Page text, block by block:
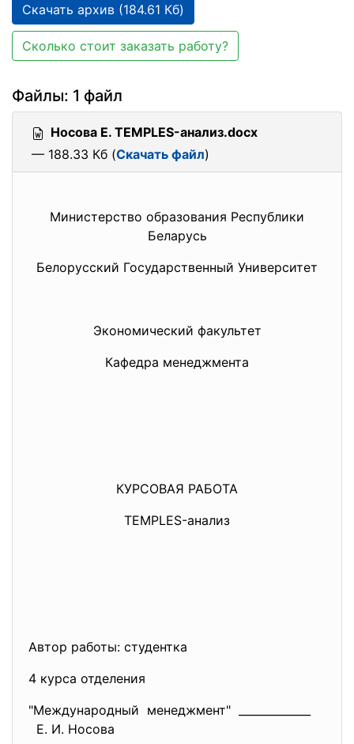
Скачать архив (184.61 Кб)
Сколько стоит заказать работу?
Файлы: 1 файл
Носова Е. TEMPLES-анализ.docx
— 188.33 Кб (Скачать файл)
Министерство образования Республики
Беларусь
Белорусский Государственный Университет
Экономический факультет
Кафедра менеджмента
КУРСОВАЯ РАБОТА
TEMPLES-анализ
Автор работы: студентка
4 курса отделения
"Международный менеджмент" _____________
Е. И. Носова